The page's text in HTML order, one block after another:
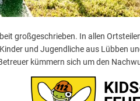
großgeschrieben. In allen
und Jugendliche aus Lübben
kümmern sich um den